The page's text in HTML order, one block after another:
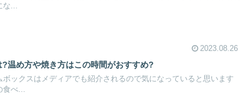
...
2023.08.26
温め方や焼き方はこの時間がおすすめ?
ックスはメディアでも紹介されるので気になっていると思います
食べ...